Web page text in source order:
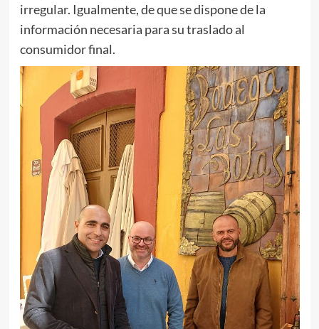
irregular. Igualmente, de que se dispone de la
información necesaria para su traslado al
consumidor final.